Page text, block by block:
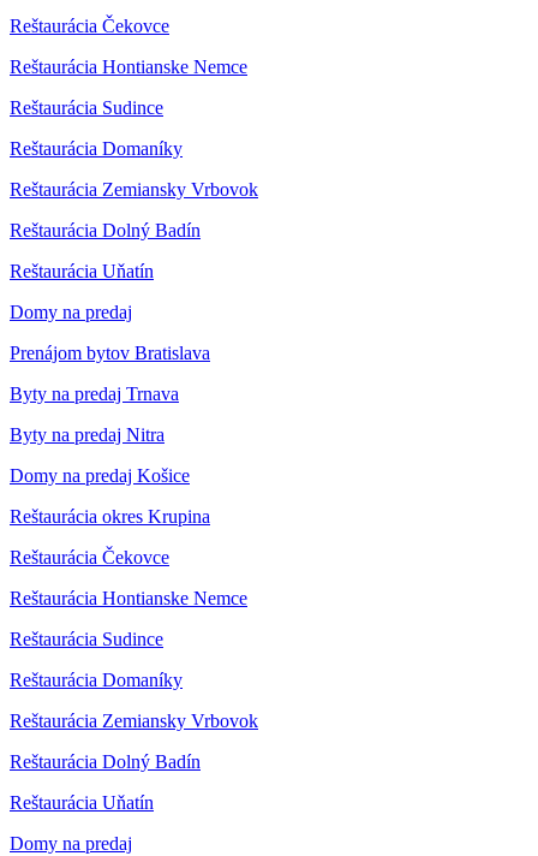
Reštaurácia Čekovce
Reštaurácia Hontianske Nemce
Reštaurácia Sudince
Reštaurácia Domaníky
Reštaurácia Zemiansky Vrbovok
Reštaurácia Dolný Badín
Reštaurácia Uňatín
Domy na predaj
Prenájom bytov Bratislava
Byty na predaj Trnava
Byty na predaj Nitra
Domy na predaj Košice
Reštaurácia okres Krupina
Reštaurácia Čekovce
Reštaurácia Hontianske Nemce
Reštaurácia Sudince
Reštaurácia Domaníky
Reštaurácia Zemiansky Vrbovok
Reštaurácia Dolný Badín
Reštaurácia Uňatín
Domy na predaj